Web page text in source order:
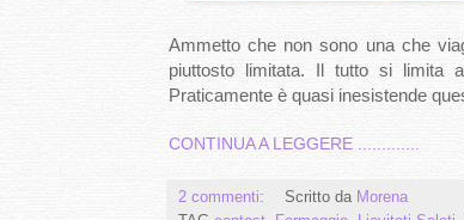
Ammetto che non sono una che
piuttosto limitata. Il tutto si limita
Praticamente è quasi inesistende
CONTINUA A LEGGERE .............
2 commenti: Scritto da Morena